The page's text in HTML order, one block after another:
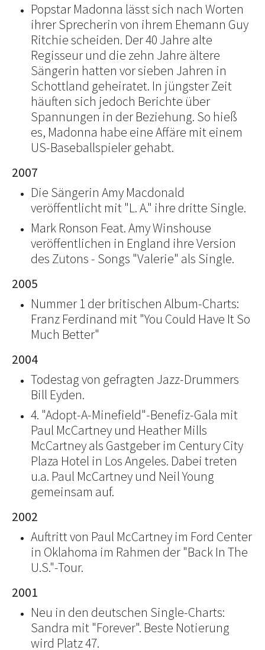
Popstar Madonna lässt sich nach Worten
ihrer Sprecherin von ihrem Ehemann Guy
Ritchie scheiden. Der 40 Jahre alte
Regisseur und die zehn Jahre ältere
Sängerin hatten vor sieben Jahren in
Schottland geheiratet. In jüngster Zeit
häuften sich jedoch Berichte über
Spannungen in der Beziehung. So hieß
es, Madonna habe eine Affäre mit einem
US-Baseballspieler gehabt.
2007
Die Sängerin Amy Macdonald
veröffentlicht mit "L. A." ihre dritte Single.
Mark Ronson Feat. Amy Winshouse
veröffentlichen in England ihre Version
des Zutons - Songs "Valerie" als Single.
2005
Nummer 1 der britischen Album-Charts:
Franz Ferdinand mit "You Could Have It So
Much Better"
2004
Todestag von gefragten Jazz-Drummers
Bill Eyden.
4. "Adopt-A-Minefield"-Benefiz-Gala mit
Paul McCartney und Heather Mills
McCartney als Gastgeber im Century City
Plaza Hotel in Los Angeles. Dabei treten
u.a. Paul McCartney und Neil Young
gemeinsam auf.
2002
Auftritt von Paul McCartney im Ford Center
in Oklahoma im Rahmen der "Back In The
U.S."-Tour.
2001
Neu in den deutschen Single-Charts:
Sandra mit "Forever". Beste Notierung
wird Platz 47.